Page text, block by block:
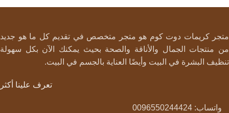
متجر كريمات دوت كوم هو متجر متخصص في تقديم كل ما هو جديد
من منتجات الجمال والأناقة والصحة بحيث يمكنك الآن بكل سهولة
تنظيف البشرة في البيت وأيضًا العناية بالجسم في البيت.
تعرف علينا أكثر
واتساب: 0096550244424